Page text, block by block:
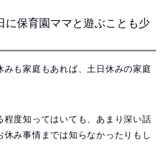
に保育園ママと遊ぶことも少
みも家庭もあれば、土日休みの家庭
程度知ってはいても、あまり深い話
休み事情までは知らなかったりもし